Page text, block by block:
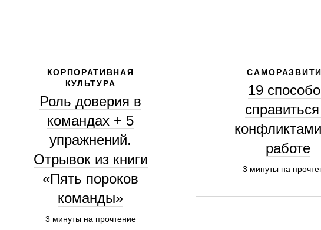
КОРПОРАТИВНАЯ
КУЛЬТУРА
Роль доверия в
командах + 5
упражнений.
Отрывок из книги
«Пять пороков
команды»
3 минуты на прочтение
19
работе
3 минуты на